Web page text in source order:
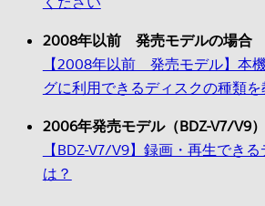
2008年以前 発売モデルの場合
【2008年以前 発売モデル】本
グに利用できるディスクの種類
2006年発売モデル（BDZ-V7/V9
【BDZ-V7/V9】録画・再生でき
は？